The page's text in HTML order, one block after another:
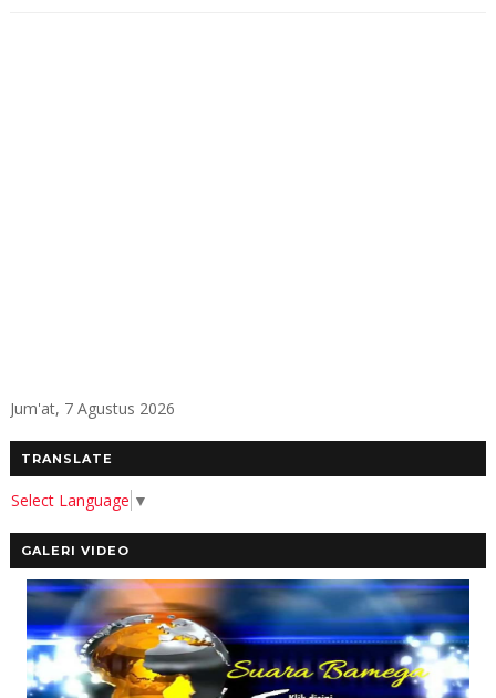
Jum'at, 7 Agustus 2026
TRANSLATE
Select Language ▼
GALERI VIDEO